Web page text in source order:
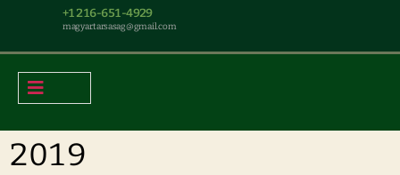
+1 216-651-4929
magyar.tarsasag@gmail.com
2019